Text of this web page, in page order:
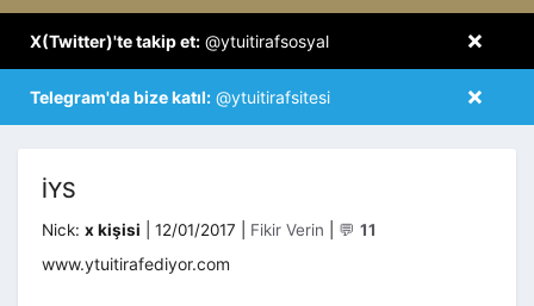
×
X(Twitter)'te takip et: @ytuitirafsosyal
×
Telegram'da bize katıl: @ytuitirafsitesi
İYS
Nick: x kişisi 12/01/2017 Kategoriler
Fikir Verin 💬 11
www.ytuitirafediyor.com